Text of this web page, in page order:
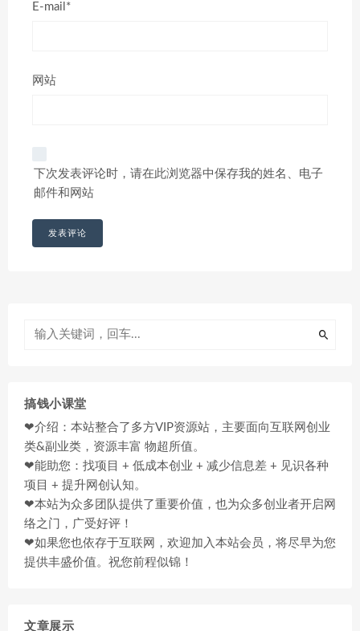
E-mail*
网站
下次发表评论时，请在此浏览器中保存我的姓名、电子
邮件和网站
搞钱小课堂
❤介绍：本站整合了多方VIP资源站，主要面向互联网创业
类&副业类，资源丰富 物超所值。
❤能助您：找项目 + 低成本创业 + 减少信息差 + 见识各种
项目 + 提升网创认知。
❤本站为众多团队提供了重要价值，也为众多创业者开启网
络之门，广受好评！
❤如果您也依存于互联网，欢迎加入本站会员，将尽早为您
提供丰盛价值。祝您前程似锦！
文章展示